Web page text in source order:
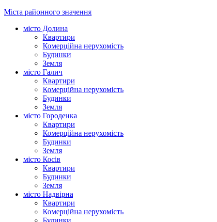
Міста районного значення
місто Долина
Квартири
Комерційна нерухомість
Будинки
Земля
місто Галич
Квартири
Комерційна нерухомість
Будинки
Земля
місто Городенка
Квартири
Комерційна нерухомість
Будинки
Земля
місто Косів
Квартири
Будинки
Земля
місто Надвірна
Квартири
Комерційна нерухомість
Будинки